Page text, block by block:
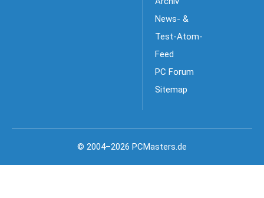
News- &
Test-Atom-
Feed
PC Forum
Sitemap
© 2004–2026 PCMasters.de